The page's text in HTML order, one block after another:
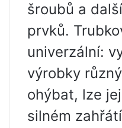
šroubů a
prvků.
univerzální:
výrobky
ohýbat, lze
silném